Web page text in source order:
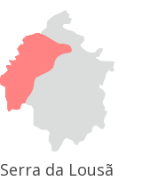
Serra da Lousã